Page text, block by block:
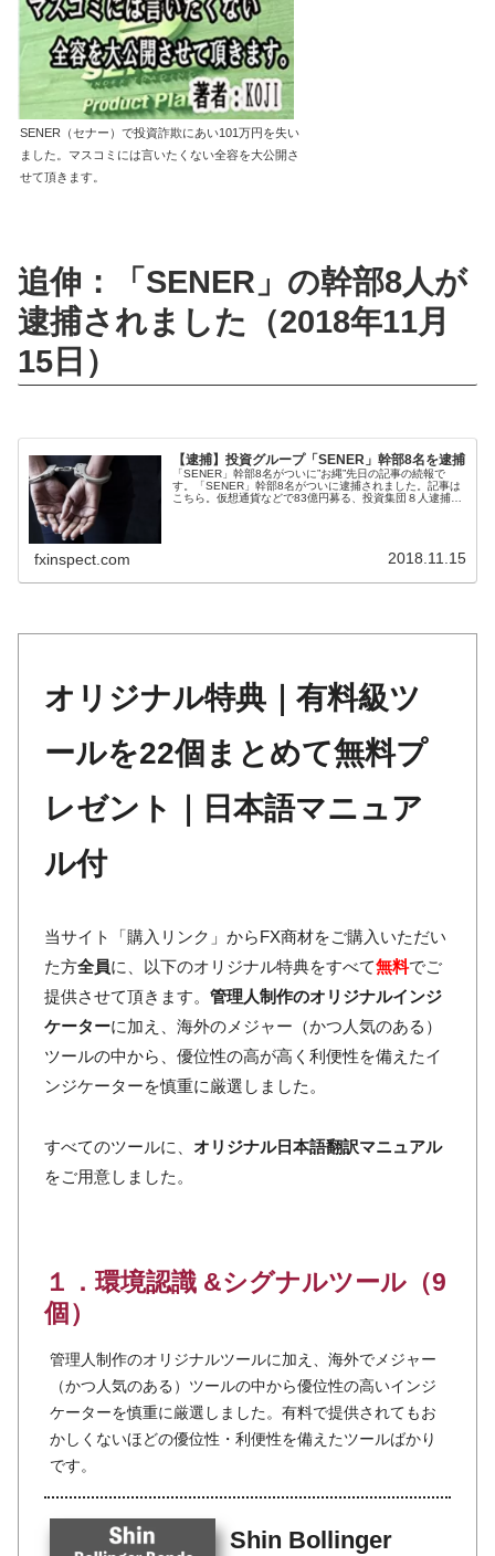
SENER（セナー）で投資詐欺にあい101万円を失い
ました。マスコミには言いたくない全容を大公開さ
せて頂きます。
追伸：「SENER」の幹部8人が
逮捕されました（2018年11月
15日）
【逮捕】投資グループ「SENER」幹部8名を逮捕
「SENER」幹部8名がついに”お縄”先日の記事の続報で
す。「SENER」幹部8名がついに逮捕されました。記事は
こちら。仮想通貨などで83億円募る、投資集団８人逮捕投
fxinspect.com 2018.11.15
オリジナル特典｜有料級ツ
ールを22個まとめて無料プ
レゼント｜日本語マニュア
ル付
当サイト「購入リンク」からFX商材をご購入いただい
た方全員に、以下のオリジナル特典をすべて無料でご
提供させて頂きます。 管理人制作のオリジナルインジ
ケーターに加え、海外のメジャー（かつ人気のある）
ツールの中から、優位性の高が高く利便性を備えたイ
ンジケーターを慎重に厳選しました。
すべてのツールに、 オリジナル日本語翻訳マニュアル
をご用意しました。
１．環境認識 &シグナルツール（9
個）
管理人制作のオリジナルツールに加え、海外でメジャー
（かつ人気のある）ツールの中から優位性の高いインジ
ケーターを慎重に厳選しました。有料で提供されてもお
かしくないほどの優位性・利便性を備えたツールばかり
です。
Shin Bollinger